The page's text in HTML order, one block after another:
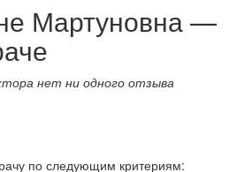
Мартуновна —
нет ни одного отзыва
по следующим критериям: